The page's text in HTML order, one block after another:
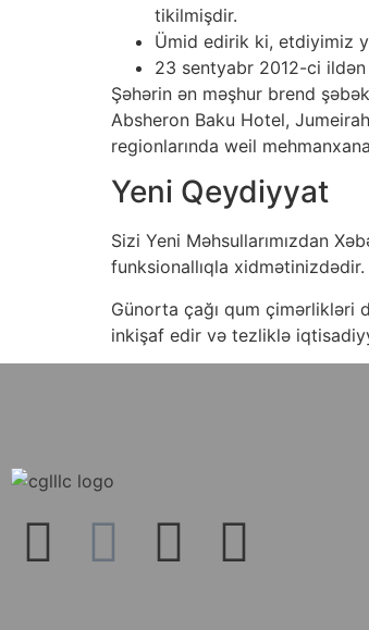
tikilmişdir.
Ümid edirik ki, etdiyimiz
23 sentyabr 2012-ci ildən
Şəhərin ən məşhur brend
Absheron Baku Hotel,
regionlarında weil
Yeni Qeydiyyat
Sizi Yeni Məhsullarımızdan
funksionallıqla xidmətinizdədir.
Günorta çağı qum çimərlikləri
inkişaf edir və tezliklə